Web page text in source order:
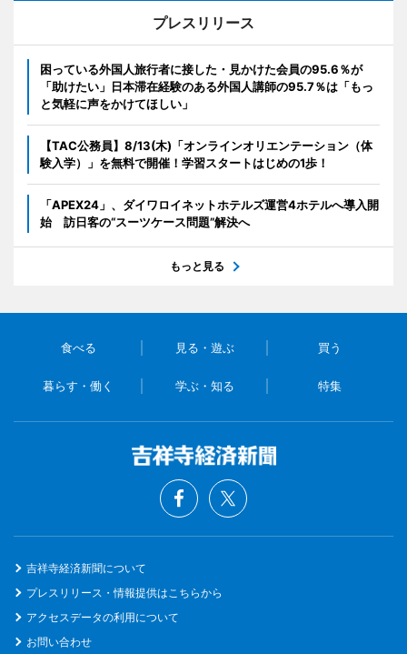
プレスリリース
困っている外国人旅行者に接した・見かけた会員の95.6％が
「助けたい」日本滞在経験のある外国人講師の95.7％は「もっ
と気軽に声をかけてほしい」
【TAC公務員】8/13(木)「オンラインオリエンテーション（体
験入学）」を無料で開催！学習スタートはじめの1歩！
「APEX24」、ダイワロイネットホテルズ運営4ホテルへ導入開
始 訪日客の“スーツケース問題”解決へ
もっと見る
食べる 見る・遊ぶ 買う
暮らす・働く 学ぶ・知る 特集
吉祥寺経済新聞について
プレスリリース・情報提供はこちらから
アクセスデータの利用について
お問い合わせ